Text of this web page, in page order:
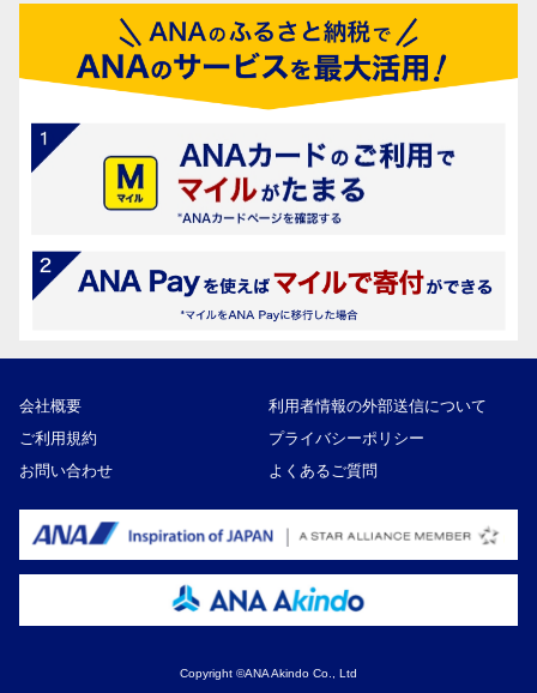
会社概要
利用者情報の外部送信について
ご利用規約
プライバシーポリシー
お問い合わせ
よくあるご質問
Copyright ©ANA Akindo Co., Ltd